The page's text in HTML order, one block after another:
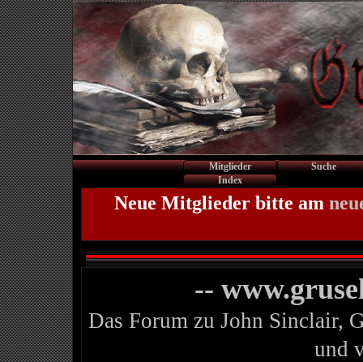
Mitglieder
Suche
Index
Neue Mitglieder bitte am
--
Das Forum zu John Sinclair,
und